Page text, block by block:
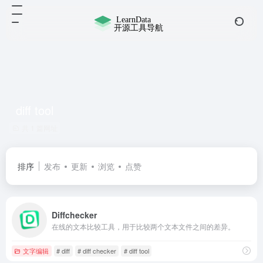
排序 发布 更新 浏览 点赞
Diffchecker
在线的文本比较工具，用于比较两个文本文件之间的差异。
文字编辑 # diff # diff checker # diff tool